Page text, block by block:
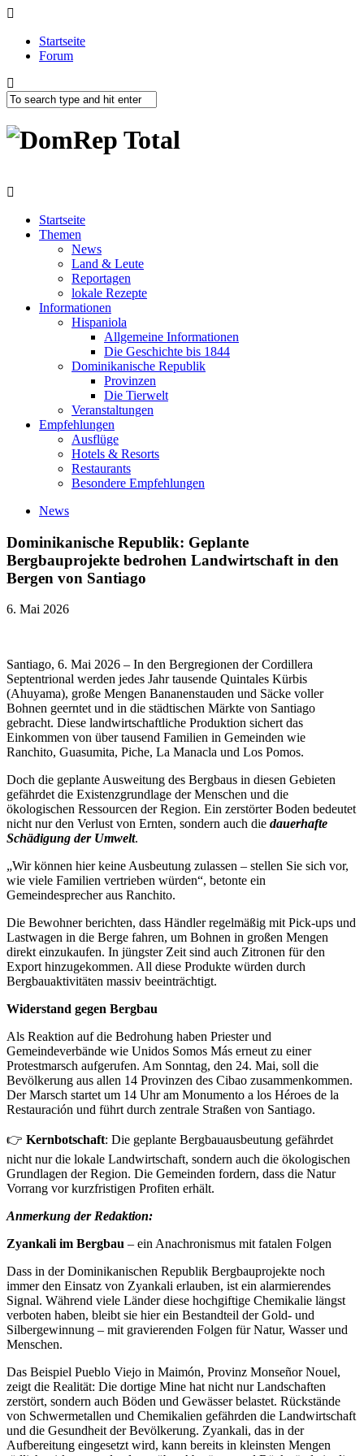
Startseite
Forum
Startseite
Themen
News
Land & Leute
Reportagen
lokale Rezepte
Informationen
Hispaniola
Allgemeine Informationen
Die Geschichte bis 1844
Dominikanische Republik
Provinzen
Die Tierwelt
Veranstaltungen
Empfehlungen
Ausflüge
Hotels & Resorts
Restaurants
Besondere Empfehlungen
News
Dominikanische Republik: Geplante
Bergbauprojekte bedrohen Landwirtschaft in den
Bergen von Santiago
6. Mai 2026
Santiago, 6. Mai 2026 – In den Bergregionen der Cordillera
Septentrional werden jedes Jahr tausende Quintales Kürbis
(Ahuyama), große Mengen Bananenstauden und Säcke voller
Bohnen geerntet und in die städtischen Märkte von Santiago
gebracht. Diese landwirtschaftliche Produktion sichert das
Einkommen von über tausend Familien in Gemeinden wie
Ranchito, Guasumita, Piche, La Manacla und Los Pomos.
Doch die geplante Ausweitung des Bergbaus in diesen Gebieten
gefährdet die Existenzgrundlage der Menschen und die
ökologischen Ressourcen der Region. Ein zerstörter Boden bedeutet
nicht nur den Verlust von Ernten, sondern auch die dauerhafte
Schädigung der Umwelt.
„Wir können hier keine Ausbeutung zulassen – stellen Sie sich vor,
wie viele Familien vertrieben würden“, betonte ein
Gemeindesprecher aus Ranchito.
Die Bewohner berichten, dass Händler regelmäßig mit Pick-ups und
Lastwagen in die Berge fahren, um Bohnen in großen Mengen
direkt einzukaufen. In jüngster Zeit sind auch Zitronen für den
Export hinzugekommen. All diese Produkte würden durch
Bergbauaktivitäten massiv beeinträchtigt.
Widerstand gegen Bergbau
Als Reaktion auf die Bedrohung haben Priester und
Gemeindeverbände wie Unidos Somos Más erneut zu einer
Protestmarsch aufgerufen. Am Sonntag, den 24. Mai, soll die
Bevölkerung aus allen 14 Provinzen des Cibao zusammenkommen.
Der Marsch startet um 14 Uhr am Monumento a los Héroes de la
Restauración und führt durch zentrale Straßen von Santiago.
👉 Kernbotschaft: Die geplante Bergbauausbeutung gefährdet
nicht nur die lokale Landwirtschaft, sondern auch die ökologischen
Grundlagen der Region. Die Gemeinden fordern, dass die Natur
Vorrang vor kurzfristigen Profiten erhält.
Anmerkung der Redaktion:
Zyankali im Bergbau – ein Anachronismus mit fatalen Folgen
Dass in der Dominikanischen Republik Bergbauprojekte noch
immer den Einsatz von Zyankali erlauben, ist ein alarmierendes
Signal. Während viele Länder diese hochgiftige Chemikalie längst
verboten haben, bleibt sie hier ein Bestandteil der Gold- und
Silbergewinnung – mit gravierenden Folgen für Natur, Wasser und
Menschen.
Das Beispiel Pueblo Viejo in Maimón, Provinz Monseñor Nouel,
zeigt die Realität: Die dortige Mine hat nicht nur Landschaften
zerstört, sondern auch Böden und Gewässer belastet. Rückstände
von Schwermetallen und Chemikalien gefährden die Landwirtschaft
und die Gesundheit der Bevölkerung. Zyankali, das in der
Aufbereitung eingesetzt wird, kann bereits in kleinsten Mengen